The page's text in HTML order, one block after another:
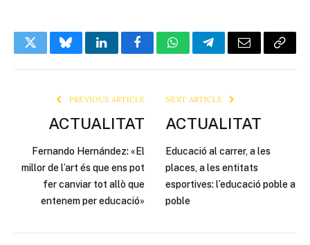
TwitterBlueskyLinkedInFacebookWhatsAppTelegramEmail Copy
PREVIOUS ARTICLE
ACTUALITAT
Fernando Hernández: «El
millor de l’art és que ens pot
fer canviar tot allò que
entenem per educació»
NEXT ARTICLE
ACTUALITAT
Educació al carrer, a les
places, a les entitats
esportives: l’educació poble a
poble